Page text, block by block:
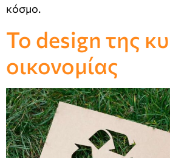
κόσμο.
Το design της
οικονομίας